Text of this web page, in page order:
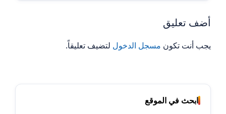
أضف تعليق
يجب أنت تكون مسجل الدخول لتضيف تعليقاً.
ابحث في الموقع